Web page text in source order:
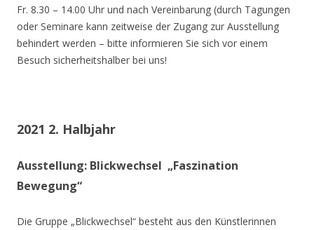
Fr. 8.30 – 14.00 Uhr und nach Vereinbarung (durch Tagungen
oder Seminare kann zeitweise der Zugang zur Ausstellung
behindert werden – bitte informieren Sie sich vor einem
Besuch sicherheitshalber bei uns!
2021 2. Halbjahr
Ausstellung: Blickwechsel „Faszination
Bewegung“
Die Gruppe „Blickwechsel“ besteht aus den Künstlerinnen